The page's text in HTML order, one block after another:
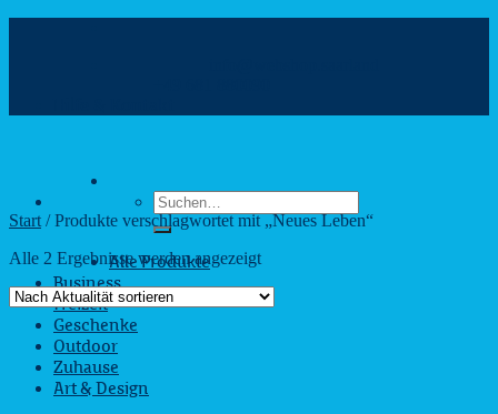
Suchen
nach:
Alle Produkte
Business
Freizeit
Geschenke
Outdoor
Zuhause
Art & Design
Start /Produkte verschlagwortet mit „Neues Leben“
Alle 2 Ergebnisse werden angezeigtNach
sortiert